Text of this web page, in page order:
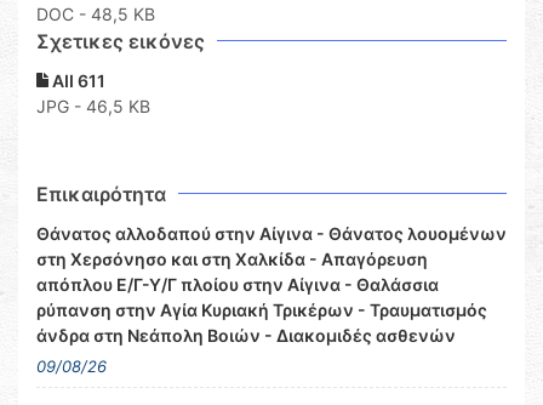
DOC - 48,5 KB
Σχετικες εικόνες
ΑΙΙ 611
JPG - 46,5 KB
Επικαιρότητα
Θάνατος αλλοδαπού στην Αίγινα - Θάνατος λουομένων
στη Χερσόνησο και στη Χαλκίδα - Απαγόρευση
απόπλου Ε/Γ-Υ/Γ πλοίου στην Αίγινα - Θαλάσσια
ρύπανση στην Αγία Κυριακή Τρικέρων - Τραυματισμός
άνδρα στη Νεάπολη Βοιών - Διακομιδές ασθενών
09/08/26